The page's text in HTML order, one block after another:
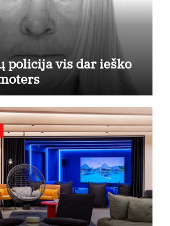
policija vis dar ieško